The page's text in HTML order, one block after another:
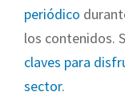
periódico
los contenidos.
claves para
sector.